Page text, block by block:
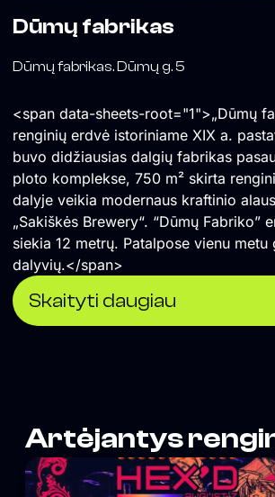
Dūmų fabrikas
Dūmų fabrikas. Dūmų g. 5
<span data-sheets-root="1">„Dūmų
renginių erdvė istoriniame XIX a.
buvo didžiausias dalgių fabrikas
ploto komplekse, 750 m² skirta
dalyje veikia modernaus kraftinio
„Sakiškės Brewery“. “Dūmų Fabriko”
siekia 12 metrų. Patalpose vienu
dalyvių.</span>
Skaityti daugiau
Artėjantys